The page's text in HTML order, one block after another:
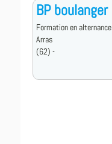
BP boulanger
Formation en alternance
Arras
(62) -